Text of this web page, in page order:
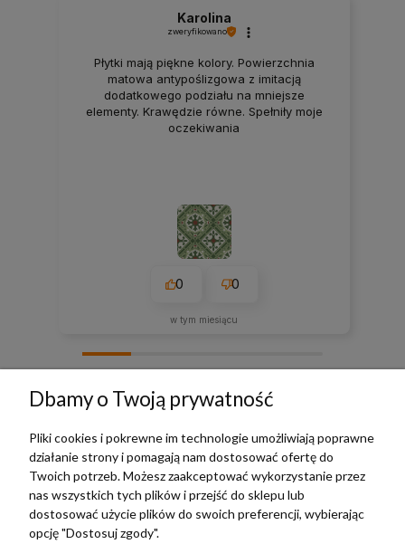
Karolina
zweryfikowano
Płytki mają piękne kolory. Powierzchnia
matowa antypoślizgowa z imitacją
dodatkowego podziału na mniejsze
elementy. Krawędzie równe. Spełniły moje
oczekiwania
0 0
w tym miesiącu
TERRADECO
BAZA WIEDZY
Dbamy o Twoją prywatność
Pliki cookies i pokrewne im technologie umożliwiają poprawne
działanie strony i pomagają nam dostosować ofertę do
Twoich potrzeb. Możesz zaakceptować wykorzystanie przez
nas wszystkich tych plików i przejść do sklepu lub
dostosować użycie plików do swoich preferencji, wybierając
opcję "Dostosuj zgody".